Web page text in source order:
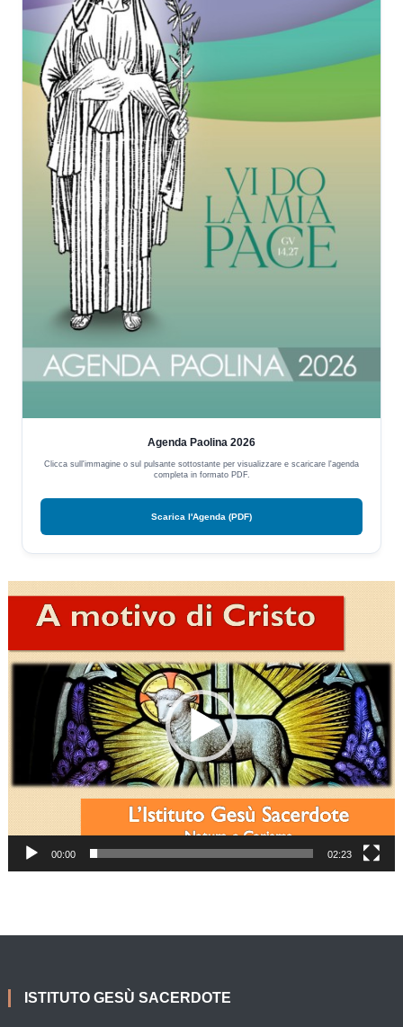
Agenda Paolina 2026
Clicca sull'immagine o sul pulsante sottostante per visualizzare e scaricare l'agenda
completa in formato PDF.
Scarica l'Agenda (PDF)
Player
00:00 02:23
ISTITUTO GESÙ SACERDOTE